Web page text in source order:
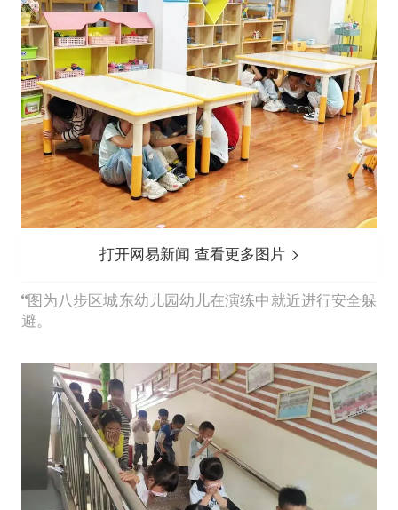
打开网易新闻 查看更多图片
图为八步区城东幼儿园幼儿在演练中就近进行安全躲
避。